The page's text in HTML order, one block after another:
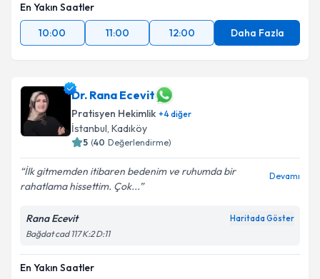
En Yakın Saatler
10:00
11:00 12:00 Daha Fazla
Dr. Rana Ecevit
Pratisyen Hekimlik +4diğer
İstanbul, Kadıköy
5 (40 Değerlendirme)
İlk gitmemden itibaren bedenim ve ruhumda bir
rahatlama hissettim. Çok...
Devamı
Rana Ecevit Haritada Göster
Bağdat cad 117 K:2 D:11
En Yakın Saatler